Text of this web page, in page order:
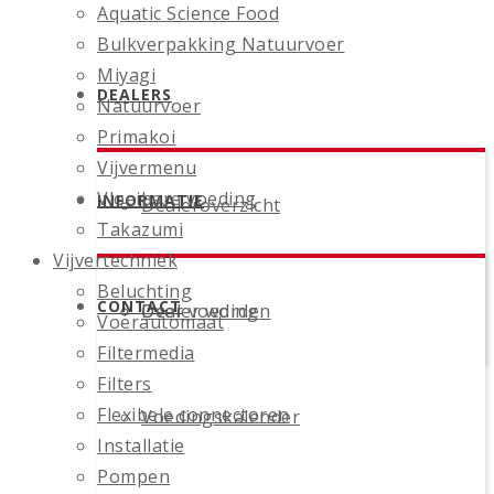
DEALERS
Dealeroverzicht
Dealer worden
INFORMATIE
Over voeding
Voedingskalender
CONTACT
Aquatic Science Food
Bulkverpakking Natuurvoer
Miyagi
Natuurvoer
Primakoi
Vijvermenu
Vloeibare voeding
Takazumi
Vijvertechniek
Beluchting
Voerautomaat
Filtermedia
Filters
Flexibele connectoren
Installatie
Pompen